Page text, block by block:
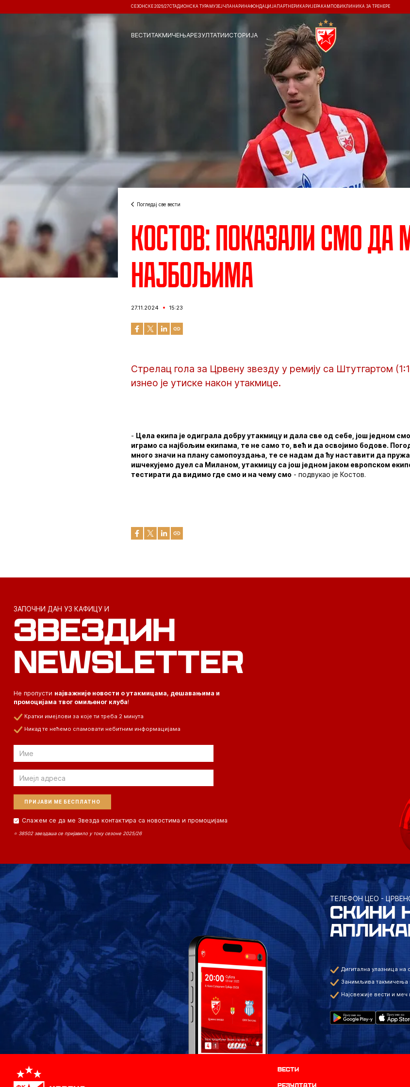
СЕЗОНСКЕ 2026/27СТАДИОНСКА ТУРА МУЗЕЈ ЧЛАНАРИНАФОНДАЦИЈА ПАРТНЕРИ КАРИЈЕРА КАМПОВИ КЛИНИКА ЗА ТРЕНЕРЕ
ВЕСТИТАКМИЧЕЊАРЕЗУЛТАТИИСТОРИЈА
Погледај све вести
Костов: Показали смо
најбољима
27.11.2024 15:23
Стрелац гола за Црвену звезду у ремију са Штутгартом
изнео је утиске након утакмице.
- Цела екипа је одиграла добру утакмицу и дала све од себе, још једном
играмо са најбољим екипама, те не само то, већ и да освојимо бодове.
много значи на плану самопоуздања, те се надам да ћу наставити да
ишчекујемо дуел са Миланом, утакмицу са још једном јаком европском
тестирати да видимо где смо и на чему смо - подвукао је Костов.
ЗАПОЧНИ ДАН УЗ КАФИЦУ И
ЗВЕЗДИН
NEWSLETTER
Не пропусти најважније новости о утакмицама, дешавањима и
промоцијама твог омиљеног клуба!
Кратки имејлови за које ти треба 2 минута
Никад те нећемо спамовати небитним информацијама
Email
Email
Слажем се да ме Звезда контактира са новостима и промоцијама
⭐ 38502 звездаша се пријавило у току сезоне 2025/26
ТЕЛЕФОН ЦЕО -
СКИНИ
Дигитална улазница на
Занимљива такмичења
Најсвежије вести и меч
Вести
резултати